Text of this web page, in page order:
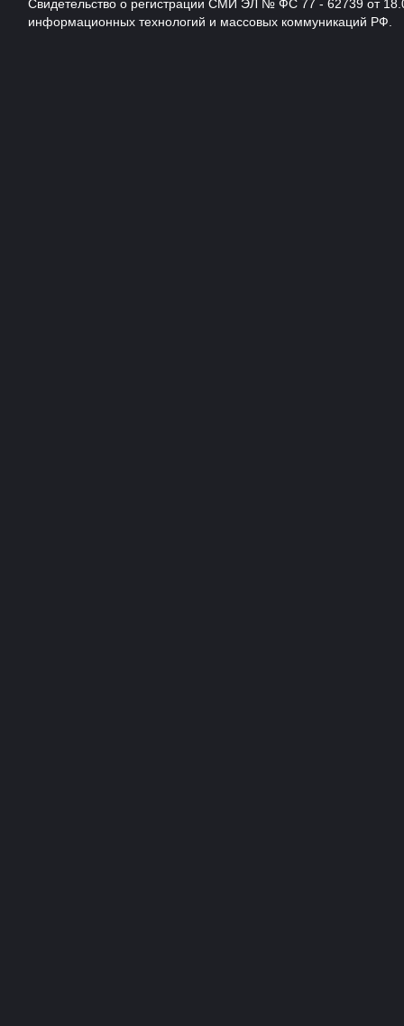
Свидетельство о регистрации СМИ ЭЛ № ФС 77 - 62739 от
информационных технологий и массовых коммуникаций РФ.